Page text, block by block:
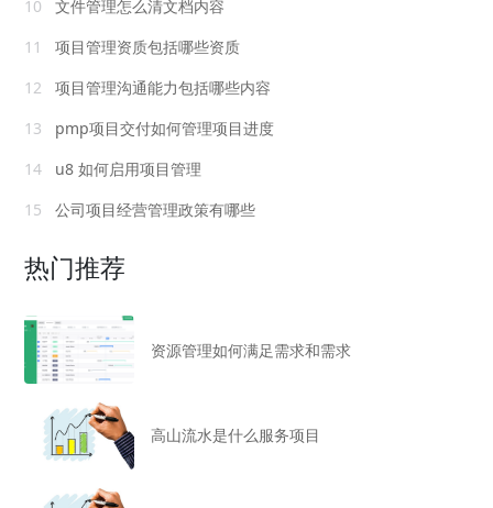
10
文件管理怎么清文档内容
11
项目管理资质包括哪些资质
12
项目管理沟通能力包括哪些内容
13
pmp项目交付如何管理项目进度
14
u8 如何启用项目管理
15
公司项目经营管理政策有哪些
热门推荐
资源管理如何满足需求和需求
高山流水是什么服务项目